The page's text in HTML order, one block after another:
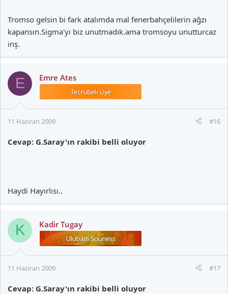
Tromso gelsin bi fark atalımda mal fenerbahçelilerin ağzı
kapansın.Sigma'yı biz unutmadık.ama tromsoyu unutturcaz
inş.
E Emre Ates
11 Haziran 2009 #16
Cevap: G.Saray'ın rakibi belli oluyor
Haydi Hayırlısı..
K Kadir Tugay
11 Haziran 2009 #17
Cevap: G.Saray'ın rakibi belli oluyor